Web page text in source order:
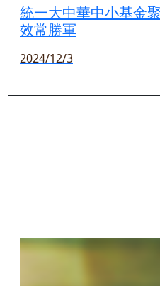
統一大中華中小基金
效常勝軍
2024/12/3